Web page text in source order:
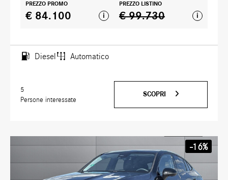
PREZZO PROMO
€ 84.100 i
PREZZO LISTINO
€ 99.730 i
Diesel Automatico
5
Persone interessate
SCOPRI
-16%